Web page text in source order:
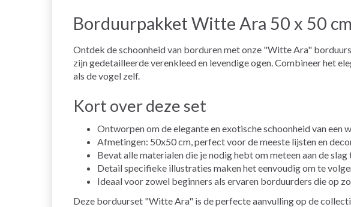
Borduurpakket Witte Ara 50 x 50 cm
Ontdek de schoonheid van borduren met onze "Witte Ara"
zijn gedetailleerde verenkleed en levendige ogen. Combineer het
als de vogel zelf.
Kort over deze set
Ontworpen om de elegante en exotische schoonheid van een
Afmetingen: 50x50 cm, perfect voor de meeste lijsten en
Bevat alle materialen die je nodig hebt om meteen aan de slag
Detail specifieke illustraties maken het eenvoudig om te
Ideaal voor zowel beginners als ervaren borduurders die op
Deze borduurset "Witte Ara" is de perfecte aanvulling op de